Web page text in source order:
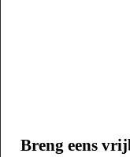
Breng eens